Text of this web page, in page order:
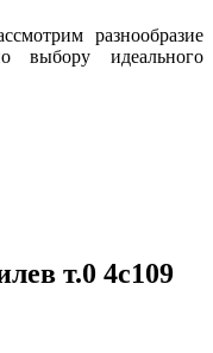
разнообразие
выбору идеального
т.0 4с109